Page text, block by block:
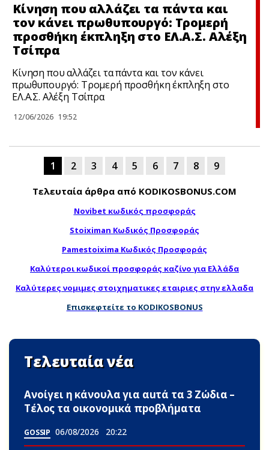
Κίνηση που αλλάζει τα πάντα και
τον κάνει πρωθυπουργό: Τρομερή
προσθήκη έκπληξη στο ΕΛ.Α.Σ. Αλέξη
Τσίπρα
Κίνηση που αλλάζει τα πάντα και τον κάνει
πρωθυπουργό: Τρομερή προσθήκη έκπληξη στο
ΕΛ.Α.Σ. Αλέξη Τσίπρα
12/06/2026 19:52
1 2 3 4 5 6 7 8 9
Τελευταία άρθρα από KODIKOSBONUS.COM
Novibet κωδικός προσφοράς
Stoiximan Κωδικός Προσφοράς
Pamestoixima Κωδικός Προσφοράς
Καλύτεροι κωδικοί προσφοράς καζίνο για Ελλάδα
Καλύτερες νομιμες στοιχηματικες εταιριες στην ελλαδα
Επισκεφτείτε το KODIKOSBONUS
Τελευταία νέα
Ανοίγει η κάνουλα για αuτά τα 3 Zώδια –
Τέλος τα οικονομικά πpοβλήματα
GOSSIP 06/08/2026 20:22